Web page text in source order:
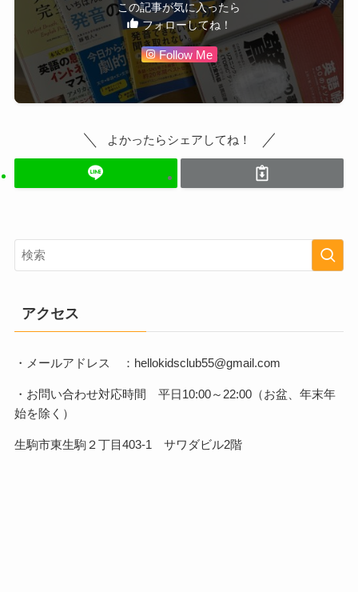
この記事が気に入ったら
フォローしてね！
Follow Me
よかったらシェアしてね！
アクセス
・メールアドレス ：hellokidsclub55@gmail.com
・お問い合わせ対応時間 平日10:00～22:00（お盆、年末年
始を除く）
生駒市東生駒２丁目403-1 サワダビル2階